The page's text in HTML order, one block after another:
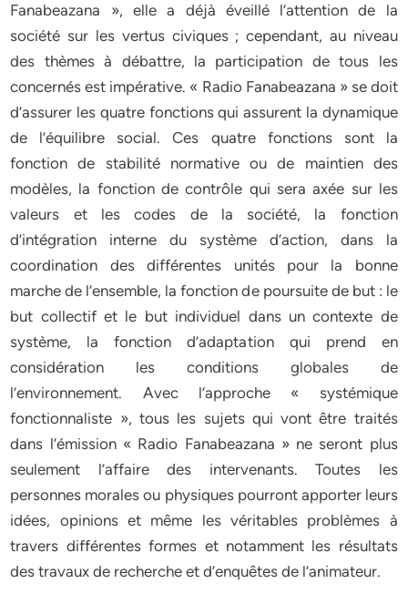
Fanabeazana », elle a déjà éveillé l’attention de la
société sur les vertus civiques ; cependant, au niveau
des thèmes à débattre, la participation de tous les
concernés est impérative. « Radio Fanabeazana » se doit
d’assurer les quatre fonctions qui assurent la dynamique
de l’équilibre social. Ces quatre fonctions sont la
fonction de stabilité normative ou de maintien des
modèles, la fonction de contrôle qui sera axée sur les
valeurs et les codes de la société, la fonction
d’intégration interne du système d’action, dans la
coordination des différentes unités pour la bonne
marche de l’ensemble, la fonction de poursuite de but : le
but collectif et le but individuel dans un contexte de
système, la fonction d’adaptation qui prend en
considération les conditions globales de
l’environnement. Avec l’approche « systémique
fonctionnaliste », tous les sujets qui vont être traités
dans l’émission « Radio Fanabeazana » ne seront plus
seulement l’affaire des intervenants. Toutes les
personnes morales ou physiques pourront apporter leurs
idées, opinions et même les véritables problèmes à
travers différentes formes et notamment les résultats
des travaux de recherche et d’enquêtes de l’animateur.